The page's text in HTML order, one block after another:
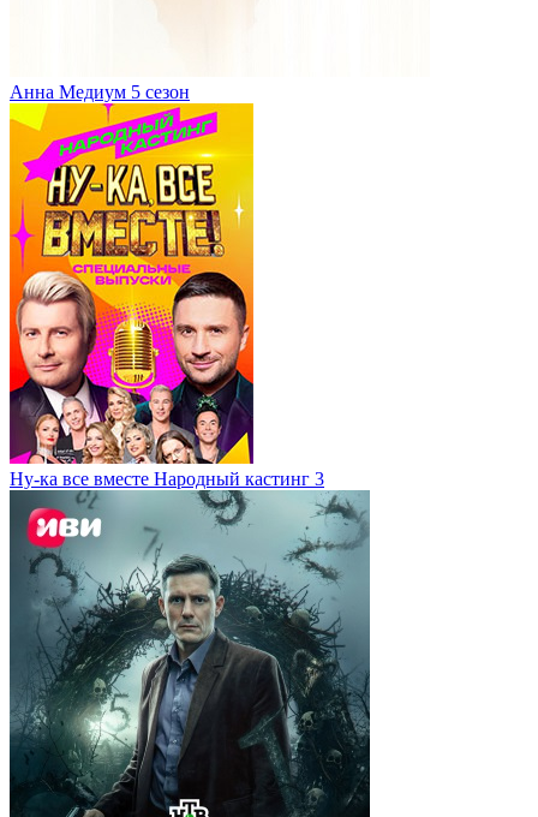
Анна Медиум 5 сезон
Ну-ка все вместе Народный кастинг 3